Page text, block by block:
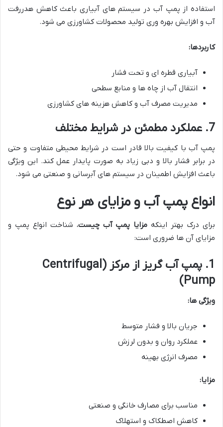
استفاده از پمپ آب در سیستم های آبیاری باعث کاهش هدررفت
آب و افزایش بهره وری تولید محصولات کشاورزی می شود.
کاربردها:
آبیاری قطره ای و تحت فشار
انتقال آب از چاه ها و منابع سطحی
مدیریت مصرف آب و کاهش هزینه های کشاورزی
7. عملکرد مطمئن در شرایط مختلف
پمپ آب با کیفیت بالا قادر است در شرایط محیطی متفاوت و حتی
در برابر فشار بالا و دبی زیاد به صورت پایدار عمل کند. این ویژگی
باعث افزایش اطمینان در سیستم های آبرسانی و صنعتی می شود.
انواع پمپ آب و مزایای هر نوع
برای درک بهتر اینکه مزایا پمپ آب چیست، شناخت انواع پمپ و
مزایای آن ها ضروری است:
1. پمپ آب گریز از مرکز (Centrifugal
Pump)
ویژگی ها:
جریان بالا و فشار متوسط
عملکرد روان و بدون لرزش
مصرف انرژی بهینه
مزایا:
مناسب برای مصارف خانگی و صنعتی
کاهش اصطکاک و استهلاک